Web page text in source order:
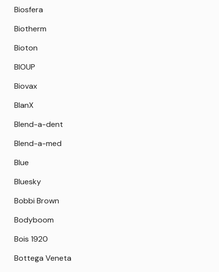
Biosfera
Biotherm
Bioton
BIOUP
Biovax
BlanX
Blend-a-dent
Blend-a-med
Blue
Bluesky
Bobbi Brown
Bodyboom
Bois 1920
Bottega Veneta